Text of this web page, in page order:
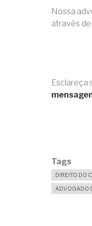
Nossa
através de
Esclareça
Tags
DIREITO DO
ADVOGADO